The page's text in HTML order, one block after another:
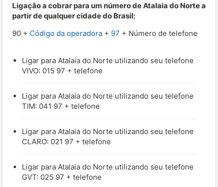
Ligação a cobrar para um número de Atalaia do Norte a
partir de qualquer cidade do Brasil:
90 + Código da operadora + 97 + Número de telefone
Ligar para Atalaia do Norte utilizando seu telefone
VIVO: 015 97 + telefone
Ligar para Atalaia do Norte utilizando seu telefone
TIM: 041 97 + telefone
Ligar para Atalaia do Norte utilizando seu telefone
CLARO: 021 97 + telefone
Ligar para Atalaia do Norte utilizando seu telefone
GVT: 025 97 + telefone